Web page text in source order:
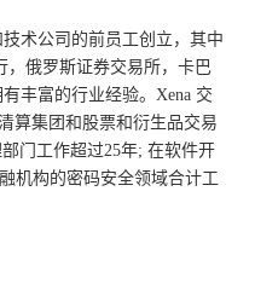
术公司的前员工创立，其中
，俄罗斯证券交易所，卡巴
丰富的行业经验。 Xena 交
算集团和股票和衍生品交易
门工作超过25年; 在软件开
机构的密码安全领域合计工